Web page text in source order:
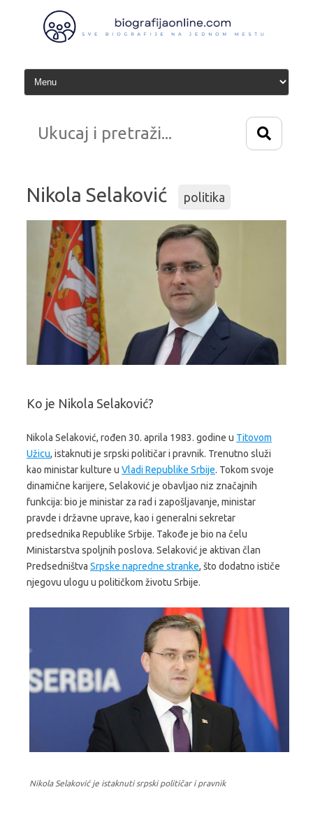
sadržaj
Nikola Selaković politika
Ko je Nikola Selaković?
Nikola Selaković, rođen 30. aprila 1983. godine u Titovom
Užicu, istaknuti je srpski političar i pravnik. Trenutno služi
kao ministar kulture u Vladi Republike Srbije. Tokom svoje
dinamične karijere, Selaković je obavljao niz značajnih
funkcija: bio je ministar za rad i zapošljavanje, ministar
pravde i državne uprave, kao i generalni sekretar
predsednika Republike Srbije. Takođe je bio na čelu
Ministarstva spoljnih poslova. Selaković je aktivan član
Predsedništva Srpske napredne stranke, što dodatno ističe
njegovu ulogu u političkom životu Srbije.
Nikola Selaković je istaknuti srpski političar i pravnik